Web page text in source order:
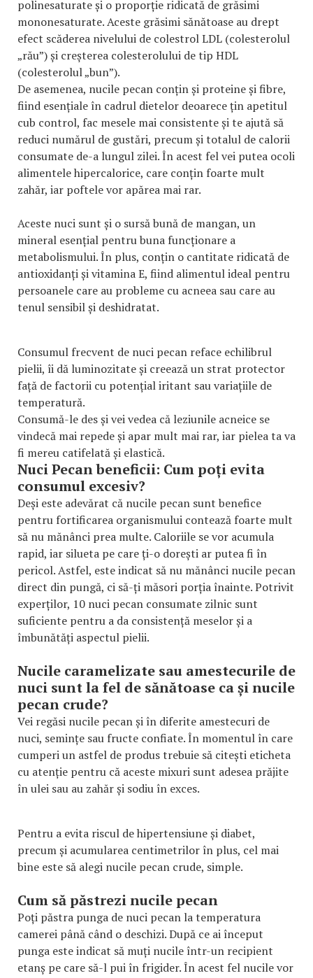
polinesaturate și o proporție ridicată de grăsimi
mononesaturate. Aceste grăsimi sănătoase au drept
efect scăderea nivelului de colestrol LDL (colesterolul
„rău”) și creșterea colesterolului de tip HDL
(colesterolul „bun”).
De asemenea, nucile pecan conțin și proteine și fibre,
fiind esențiale în cadrul dietelor deoarece țin apetitul
cub control, fac mesele mai consistente și te ajută să
reduci numărul de gustări, precum și totalul de calorii
consumate de-a lungul zilei. În acest fel vei putea ocoli
alimentele hipercalorice, care conțin foarte mult
zahăr, iar poftele vor apărea mai rar.
Aceste nuci sunt și o sursă bună de mangan, un
mineral esențial pentru buna funcționare a
metabolismului. În plus, conțin o cantitate ridicată de
antioxidanți și vitamina E, fiind alimentul ideal pentru
persoanele care au probleme cu acneea sau care au
tenul sensibil și deshidratat.
Consumul frecvent de nuci pecan reface echilibrul
pielii, îi dă luminozitate și creează un strat protector
față de factorii cu potențial iritant sau variațiile de
temperatură.
Consumă-le des și vei vedea că leziunile acneice se
vindecă mai repede și apar mult mai rar, iar pielea ta va
fi mereu catifelată și elastică.
Nuci Pecan beneficii: Cum poți evita
consumul excesiv?
Deși este adevărat că nucile pecan sunt benefice
pentru fortificarea organismului contează foarte mult
să nu mănânci prea multe. Caloriile se vor acumula
rapid, iar silueta pe care ți-o dorești ar putea fi în
pericol. Astfel, este indicat să nu mănânci nucile pecan
direct din pungă, ci să-ți măsori porția înainte. Potrivit
experților, 10 nuci pecan consumate zilnic sunt
suficiente pentru a da consistență meselor și a
îmbunătăți aspectul pielii.
Nucile caramelizate sau amestecurile de
nuci sunt la fel de sănătoase ca și nucile
pecan crude?
Vei regăsi nucile pecan și în diferite amestecuri de
nuci, semințe sau fructe confiate. În momentul în care
cumperi un astfel de produs trebuie să citești eticheta
cu atenție pentru că aceste mixuri sunt adesea prăjite
în ulei sau au zahăr și sodiu în exces.
Pentru a evita riscul de hipertensiune și diabet,
precum și acumularea centimetrilor în plus, cel mai
bine este să alegi nucile pecan crude, simple.
Cum să păstrezi nucile pecan
Poți păstra punga de nuci pecan la temperatura
camerei până când o deschizi. După ce ai început
punga este indicat să muți nucile într-un recipient
etanș pe care să-l pui în frigider. În acest fel nucile vor